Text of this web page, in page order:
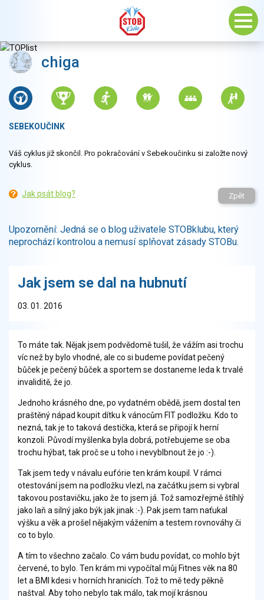
chiga
SEBEKOUČINK
Váš cyklus již skončil. Pro pokračování v Sebekoučinku si založte nový
cyklus.
Jak psát blog? Zpět
Upozornění: Jedná se o blog uživatele STOBklubu, který
neprochází kontrolou a nemusí splňovat zásady STOBu.
Jak jsem se dal na hubnutí
03. 01. 2016
To máte tak. Nějak jsem podvědomě tušil, že vážím asi trochu
víc než by bylo vhodné, ale co si budeme povídat pečený
bůček je pečený bůček a sportem se dostaneme leda k trvalé
invaliditě, že jo.
Jednoho krásného dne, po vydatném obědě, jsem dostal ten
praštěný nápad koupit dítku k vánocům FIT podložku. Kdo to
nezná, tak je to taková destička, která se připojí k herní
konzoli. Původí myšlenka byla dobrá, potřebujeme se oba
trochu hýbat, tak proč se u toho i nevyblbnout že jo :-).
Tak jsem tedy v návalu eufórie ten krám koupil. V rámci
otestování jsem na podložku vlezl, na začátku jsem si vybral
takovou postavičku, jako že to jsem já. Tož samozřejmě štíhlý
jako laň a silný jako býk jak jinak :-). Pak jsem tam naťukal
výšku a věk a prošel nějakým vážením a testem rovnováhy či
co to bylo.
A tím to všechno začalo. Co vám budu povídat, co mohlo být
červené, to bylo. Ten krám mi vypočítal můj Fitnes věk na 80
let a BMI kdesi v horních hranicích. Tož to mě tedy pěkně
naštval. Aby toho nebylo tak málo, tak mojí krásnou